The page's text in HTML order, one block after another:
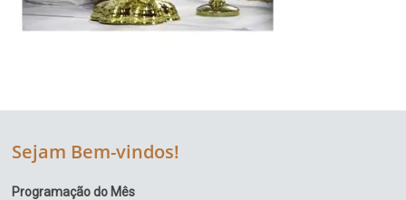
Sejam Bem-vindos!
Programação do Mês